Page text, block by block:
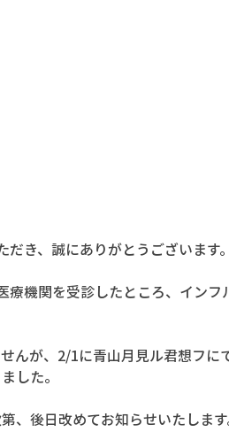
き、誠にありがとうございます。
機関を受診したところ、インフ
んが、2/1に青山月見ル君想フに
した。
、後日改めてお知らせいたします